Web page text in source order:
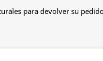
para devolver su